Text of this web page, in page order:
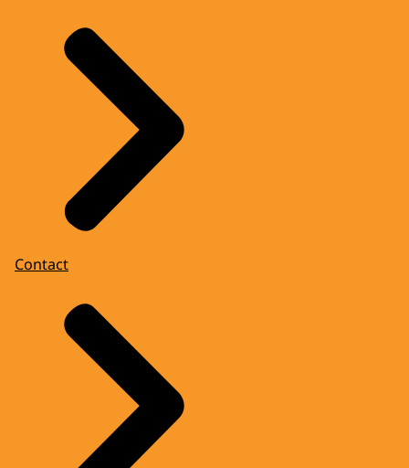
Contact